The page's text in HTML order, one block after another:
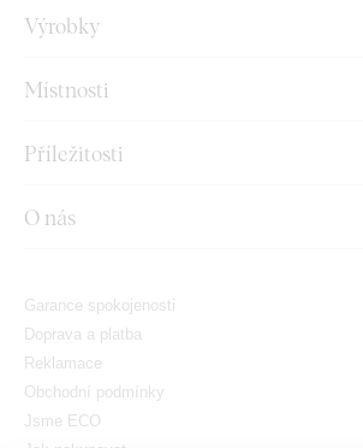
Výrobky
Místnosti
Příležitosti
O nás
Garance spokojenosti
Doprava a platba
Reklamace
Obchodní podmínky
Jsme ECO